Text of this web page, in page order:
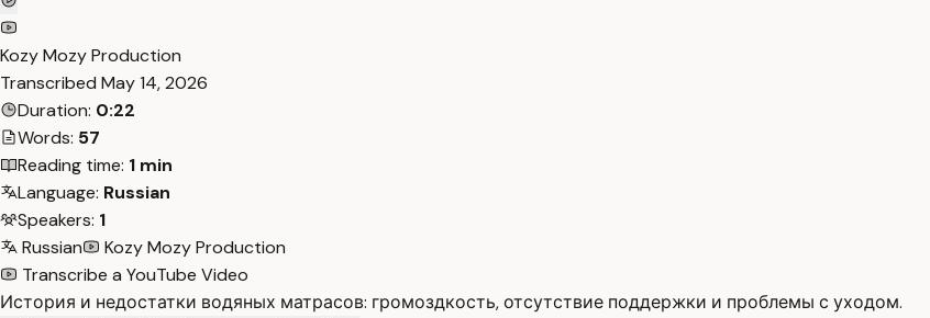
Kozy Mozy Production
Transcribed May 14, 2026
Duration: 0:22
Words: 57
Reading time: 1 min
Language: Russian
Speakers: 1
Russian
Kozy Mozy Production
Transcribe a YouTube Video
История и недостатки водяных матрасов: громоздкость, отсутствие поддержки и проблемы с уходом.